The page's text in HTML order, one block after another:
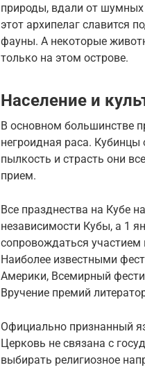
природы, вдали от
этот архипелаг славится
фауны. А некоторые
только на этом острове.
Население и
В основном большинстве
негроидная раса.
пылкость и страсть они
прием.
Все празднества на Кубе
независимости Кубы, а 1
сопровождаться участием
Наиболее известными
Америки, Всемирный
Вручение премий
Официально признанный
Церковь не связана с
выбирать религиозное